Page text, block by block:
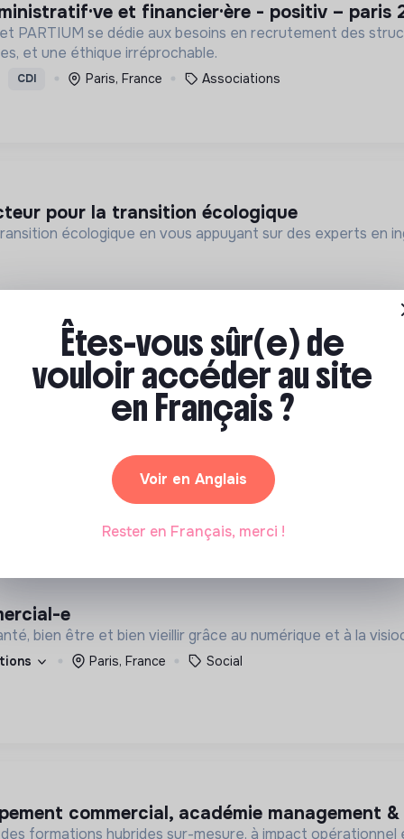
et financier·ère - positiv – paris
PARTIUM se dédie aux besoins en recrutement des
et une éthique irréprochable.
CDI Paris, France Associations
pour la transition écologique
écologique en vous appuyant sur des experts en
(lead dev)
est de détecter, d'accompagner et de mettre en lumière
2 labels et certifications Paris, France
e
bien être et bien vieillir grâce au numérique et à la
Paris, France Social
commercial, académie management
formations hybrides sur-mesure, à impact
Êtes-vous sûr(e) de
vouloir accéder au site
en Français ?
Voir en Anglais
Rester en Français, merci !